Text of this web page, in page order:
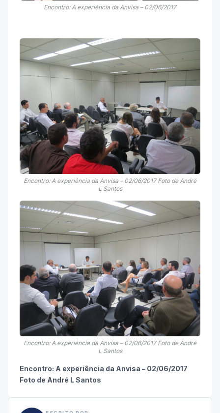
Encontro: A experiência da Anvisa – 02/06/2017
Encontro: A experiência da Anvisa – 02/06/2017 Foto de André
L Santos
Encontro: A experiência da Anvisa – 02/06/2017 Foto de André
L Santos
Encontro: A experiência da Anvisa – 02/06/2017
Foto de André L Santos